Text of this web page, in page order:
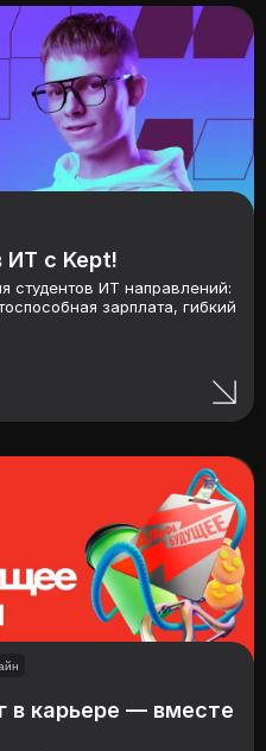
ИТ с Kept!
студентов ИТ направлений:
зарплата, гибкий
в карьере — вместе